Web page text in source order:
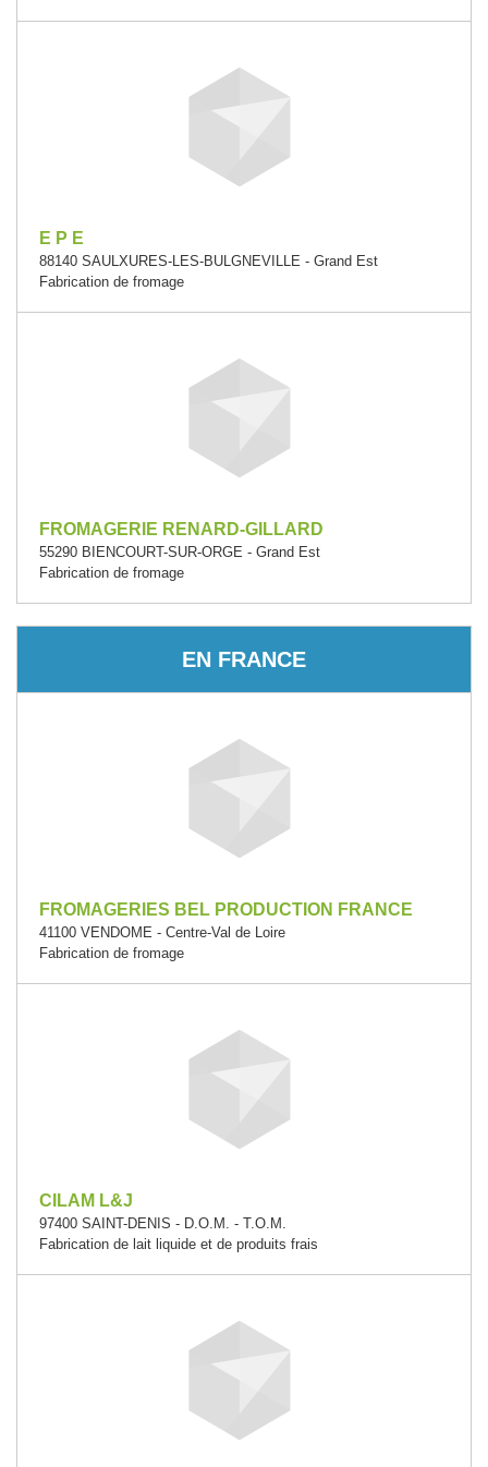
E P E
88140 SAULXURES-LES-BULGNEVILLE - Grand Est
Fabrication de fromage
FROMAGERIE RENARD-GILLARD
55290 BIENCOURT-SUR-ORGE - Grand Est
Fabrication de fromage
EN FRANCE
FROMAGERIES BEL PRODUCTION FRANCE
41100 VENDOME - Centre-Val de Loire
Fabrication de fromage
CILAM L&J
97400 SAINT-DENIS - D.O.M. - T.O.M.
Fabrication de lait liquide et de produits frais